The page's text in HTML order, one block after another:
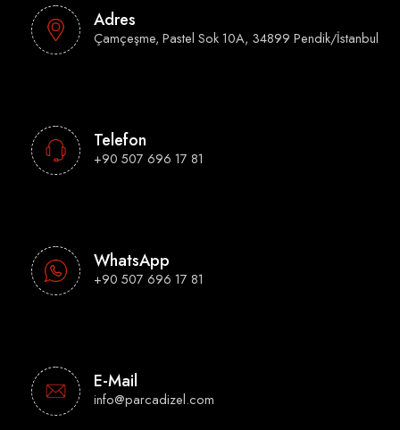
Adres
Çamçeşme, Pastel Sok 10A, 34899 Pendik/İstanbul
Telefon
+90 507 696 17 81
WhatsApp
+90 507 696 17 81
E-Mail
info@parcadizel.com